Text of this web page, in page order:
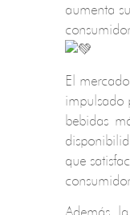
aumenta
El
impulsado
bebidas
que
Además,